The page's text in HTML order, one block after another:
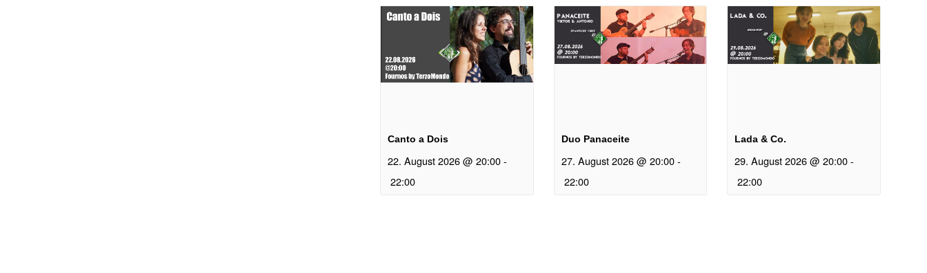
Canto a Dois
22. August 2026 @ 20:00-
22:00
Duo Panaceite
27. August 2026 @ 20:00 -
22:00
Lada & Co.
29. August 2026 @ 20:00 -
22:00